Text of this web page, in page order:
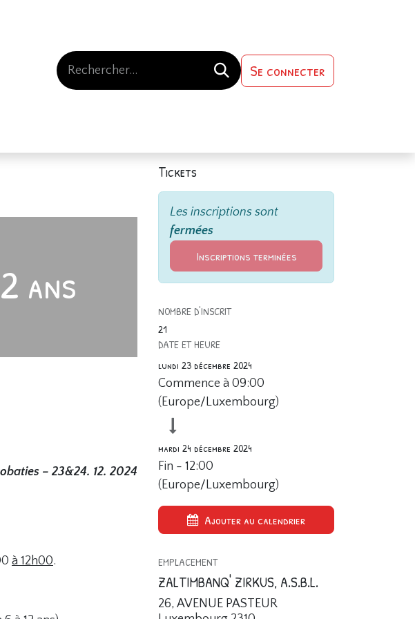
Se connecter
ans
– 23&24. 12. 2024
à 12h00.
Tickets
Les inscriptions sont
fermées
Inscriptions terminées
NOMBRE D'INSCRIT
21
DATE ET HEURE
lundi 23 décembre 2024
Commence à 09:00
(Europe/Luxembourg)
mardi 24 décembre 2024
Fin - 12:00
(Europe/Luxembourg)
Ajouter au calendrier
EMPLACEMENT
ZALTIMBANQ' ZIRKUS, A.S.B.L.
26, AVENUE PASTEUR